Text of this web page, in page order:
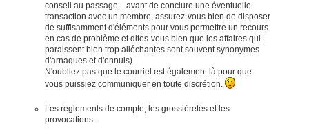
conseil au passage... avant de conclure une éventuelle
transaction avec un membre, assurez-vous bien de disposer
de suffisamment d'éléments pour vous permettre un recours
en cas de problème et dites-vous bien que les affaires qui
paraissent bien trop alléchantes sont souvent synonymes
d'arnaques et d'ennuis).
N'oubliez pas que le courriel est également là pour que
vous puissiez communiquer en toute discrétion.
Les règlements de compte, les grossièretés et les
provocations.